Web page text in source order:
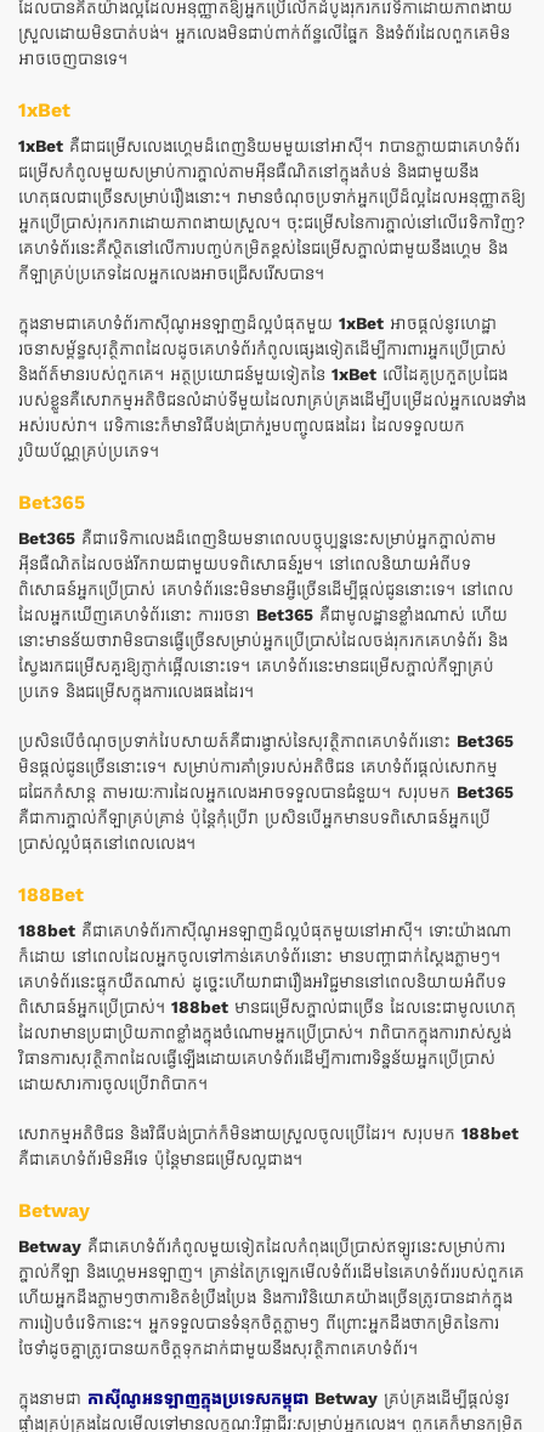
ដែលបានគិតយ៉ាងល្អដែលអនុញ្ញាតឱ្យអ្នកប្រើលើកដំបូងរុករកវេទិកាដោយភាពងាយ
ស្រួលដោយមិនបាត់បង់។ អ្នកលេងមិនជាប់ពាក់ព័ន្ធលើផ្នែក និងទំព័រដែលពួកគេមិន
អាចចេញបានទេ។
1xBet
1xBet គឺជាជម្រើសលេងហ្គេមដ៏ពេញនិយមមួយនៅអាស៊ី។ វាបានក្លាយជាគេហទំព័រ
ជម្រើសកំពូលមួយសម្រាប់ការភ្នាល់តាមអ៊ីនធឺណិតនៅក្នុងតំបន់ និងជាមួយនឹង
ហេតុផលជាច្រើនសម្រាប់រឿងនោះ។ វាមានចំណុចប្រទាក់អ្នកប្រើដ៏ល្អដែលអនុញ្ញាតឱ្យ
អ្នកប្រើប្រាស់រុករកវាដោយភាពងាយស្រួល។ ចុះជម្រើសនៃការភ្នាល់នៅលើវេទិកាវិញ?
គេហទំព័រនេះគឺស្ថិតនៅលើការបញ្ចប់កម្រិតខ្ពស់នៃជម្រើសភ្នាល់ជាមួយនឹងហ្គេម និង
កីឡាគ្រប់ប្រភេទដែលអ្នកលេងអាចជ្រើសរើសបាន។
ក្នុងនាមជាគេហទំព័រកាស៊ីណូអនឡាញដ៏ល្អបំផុតមួយ 1xBet អាចផ្តល់នូវហេដ្ឋា
រចនាសម្ព័ន្ធសុវត្ថិភាពដែលដូចគេហទំព័រកំពូលផ្សេងទៀតដើម្បីការពារអ្នកប្រើប្រាស់
និងព័ត៌មានរបស់ពួកគេ។ អត្ថប្រយោជន៍មួយទៀតនៃ 1xBet លើដៃគូប្រកួតប្រជែង
របស់ខ្លួនគឺសេវាកម្មអតិថិជនលំដាប់ទីមួយដែលវាគ្រប់គ្រងដើម្បីបម្រើដល់អ្នកលេងទាំង
អស់របស់វា។ វេទិកានេះក៏មានវិធីបង់ប្រាក់រួមបញ្ចូលផងដែរ ដែលទទួលយក
រូបិយប័ណ្ណគ្រប់ប្រភេទ។
Bet365
Bet365 គឺជាវេទិកាលេងដ៏ពេញនិយមនាពេលបច្ចុប្បន្ននេះសម្រាប់អ្នកភ្នាល់តាម
អ៊ីនធឺណិតដែលចង់រីករាយជាមួយបទពិសោធន៍រួម។ នៅពេលនិយាយអំពីបទ
ពិសោធន៍អ្នកប្រើប្រាស់ គេហទំព័រនេះមិនមានអ្វីច្រើនដើម្បីផ្តល់ជូននោះទេ។ នៅពេល
ដែលអ្នកឃើញគេហទំព័រនោះ ការរចនា Bet365 គឺជាមូលដ្ឋានខ្លាំងណាស់ ហើយ
នោះមានន័យថាវាមិនបានធ្វើច្រើនសម្រាប់អ្នកប្រើប្រាស់ដែលចង់រុករកគេហទំព័រ និង
ស្វែងរកជម្រើសគួរឱ្យភ្ញាក់ផ្អើលនោះទេ។ គេហទំព័រនេះមានជម្រើសភ្នាល់កីឡាគ្រប់
ប្រភេទ និងជម្រើសក្នុងការលេងផងដែរ។
ប្រសិនបើចំណុចប្រទាក់វែបសាយត៍គឺជារង្វាស់នៃសុវត្ថិភាពគេហទំព័រនោះ Bet365
មិនផ្តល់ជូនច្រើននោះទេ។ សម្រាប់ការគាំទ្ររបស់អតិថិជន គេហទំព័រផ្តល់សេវាកម្ម
ជជែកកំសាន្ត តាមរយៈការដែលអ្នកលេងអាចទទួលបានជំនួយ។ សរុបមក Bet365
គឺជាការភ្នាល់កីឡាគ្រប់គ្រាន់ ប៉ុន្តែកុំប្រើវា ប្រសិនបើអ្នកមានបទពិសោធន៍អ្នកប្រើ
ប្រាស់ល្អបំផុតនៅពេលលេង។
188Bet
188bet គឺជាគេហទំព័រកាស៊ីណូអនឡាញដ៏ល្អបំផុតមួយនៅអាស៊ី។ ទោះយ៉ាងណា
ក៏ដោយ នៅពេលដែលអ្នកចូលទៅកាន់គេហទំព័រនោះ មានបញ្ហាជាក់ស្តែងភ្លាមៗ។
គេហទំព័រនេះផ្ទុកយឺតណាស់ ដូច្នេះហើយវាជារឿងអវិជ្ជមាននៅពេលនិយាយអំពីបទ
ពិសោធន៍អ្នកប្រើប្រាស់។ 188bet មានជម្រើសភ្នាល់ជាច្រើន ដែលនេះជាមូលហេតុ
ដែលវាមានប្រជាប្រិយភាពខ្លាំងក្នុងចំណោមអ្នកប្រើប្រាស់។ វាពិបាកក្នុងការវាស់ស្ទង់
វិធានការសុវត្ថិភាពដែលធ្វើឡើងដោយគេហទំព័រដើម្បីការពារទិន្នន័យអ្នកប្រើប្រាស់
ដោយសារការចូលប្រើវាពិបាក។
សេវាកម្មអតិថិជន និងវិធីបង់ប្រាក់ក៏មិនងាយស្រួលចូលប្រើដែរ។ សរុបមក 188bet
គឺជាគេហទំព័រមិនអីទេ ប៉ុន្តែមានជម្រើសល្អជាង។
Betway
Betway គឺជាគេហទំព័រកំពូលមួយទៀតដែលកំពុងប្រើប្រាស់ឥឡូវនេះសម្រាប់ការ
ភ្នាល់កីឡា និងហ្គេមអនឡាញ។ គ្រាន់តែក្រឡេកមើលទំព័រដើមនៃគេហទំព័ររបស់ពួកគេ
ហើយអ្នកដឹងភ្លាមៗថាការខិតខំប្រឹងប្រែង និងការវិនិយោគយ៉ាងច្រើនត្រូវបានដាក់ក្នុង
ការរៀបចំវេទិកានេះ។ អ្នកទទួលបានទំនុកចិត្តភ្លាមៗ ពីព្រោះអ្នកដឹងថាកម្រិតនៃការ
ថែទាំដូចគ្នាត្រូវបានយកចិត្តទុកដាក់ជាមួយនឹងសុវត្ថិភាពគេហទំព័រ។
ក្នុងនាមជា កាស៊ីណូអនឡាញក្នុងប្រទេសកម្ពុជា Betway គ្រប់គ្រងដើម្បីផ្តល់នូវ
ផ្ទាំងគ្រប់គ្រងដែលមើលទៅមានលក្ខណៈវិជ្ជាជីវៈសម្រាប់អ្នកលេង។ ពួកគេក៏មានកម្រិត